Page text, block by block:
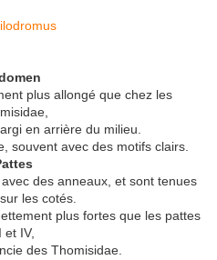
plus allongé que chez les
en arrière du milieu.
souvent avec des motifs clairs.
des anneaux, et sont tenues
les cotés.
plus fortes que les pattes
et IV,
des Thomisidae.